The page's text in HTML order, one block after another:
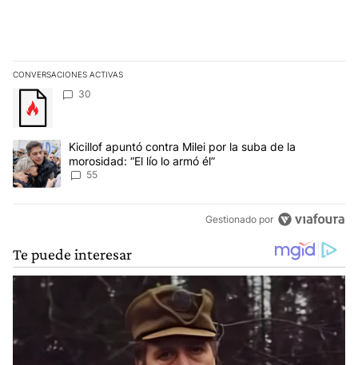
CONVERSACIONES ACTIVAS
Este listado muestra los artículos con más comentarios en los
Un artículo de tendencia con el título "" con 30 comentarios.
30
Un artículo de tendencia con el título "Kicillof apuntó contra Milei
Kicillof apuntó contra Milei por la suba de la
morosidad: “El lío lo armó él”
55
Gestionado por